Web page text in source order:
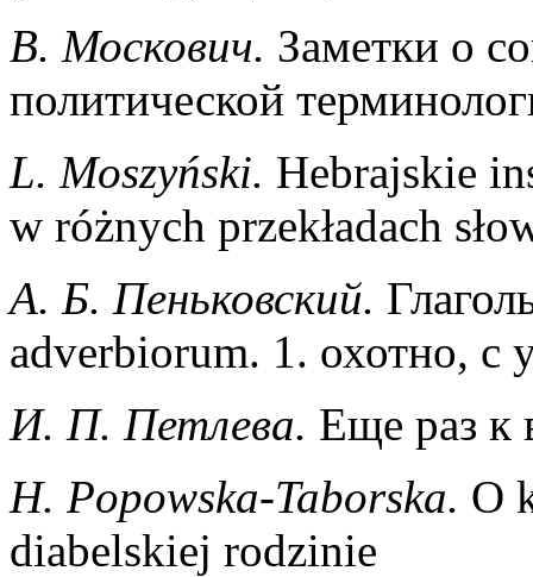
В. Москович. Заметки о
политической
L. Moszyński. Hebrajskie
w różnych przekładach
А. Б. Пеньковский.
adverbiorum. 1. охотно, с
И. П. Петлева. Еще раз к
Н. Popowska-Taborska. О
diabelskiej rodzinie